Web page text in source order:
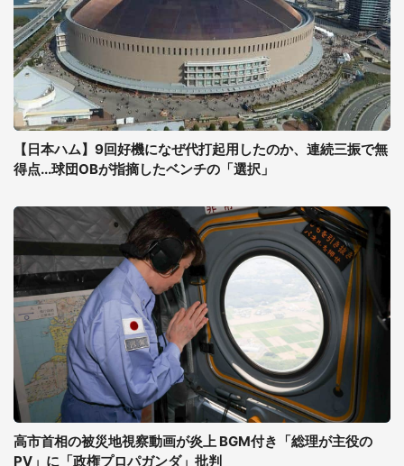
【日本ハム】9回好機になぜ代打起用したのか、連続三振で無
得点...球団OBが指摘したベンチの「選択」
高市首相の被災地視察動画が炎上 BGM付き「総理が主役の
PV」に「政権プロパガンダ」批判